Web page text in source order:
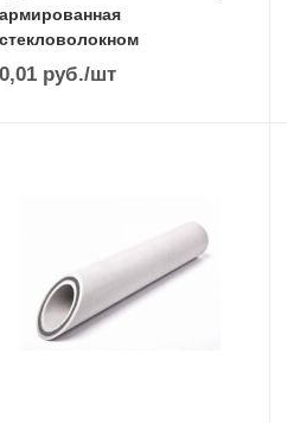
армированная
стекловолокном
0,01 руб./шт